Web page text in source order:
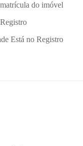
do imóvel
Está no Registro